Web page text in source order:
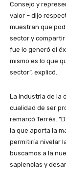
Consejo y
valor – dijo
muestran que
sector y
fue lo generó el
mismo es lo que
sector”, explicó.
La industria de la
cualidad de ser
remarcó Terrés.
la que aporta la
permitiría nivelar
buscamos a la
sapiencias y